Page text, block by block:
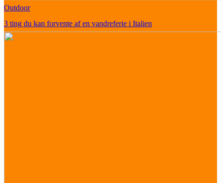
Outdoor
3 ting du kan forvente af en vandreferie i Italien